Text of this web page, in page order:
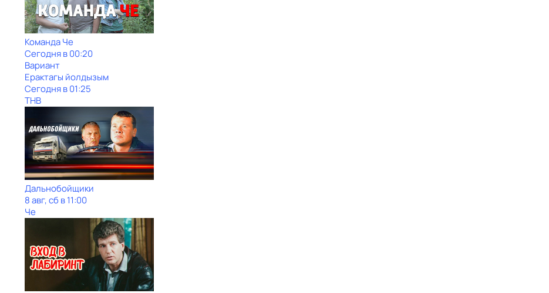
Команда Че
Сегодня в 00:20
Вариант
Ерактагы йолдызым
Сегодня в 01:25
ТНВ
Дальнобойщики
8 авг, сб в 11:00
Че